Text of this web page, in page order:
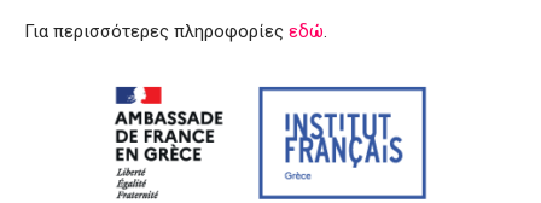
Για περισσότερες πληροφορίες εδώ.